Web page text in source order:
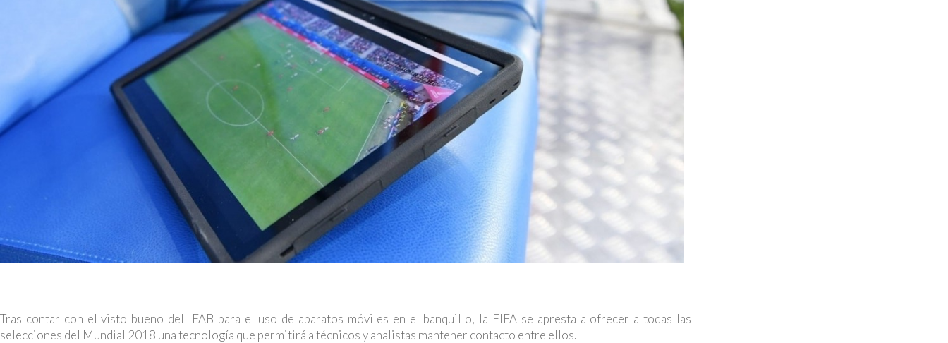
Tras contar con el visto bueno del IFAB para el uso de aparatos móviles en el banquillo, la FIFA se apresta a ofrecer a todas las
selecciones del Mundial 2018 una tecnología que permitirá a técnicos y analistas mantener contacto entre ellos.